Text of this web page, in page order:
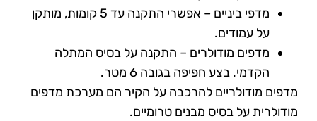
מדפי ביניים – אפשרי התקנה עד 5 קומות, מותקן
על עמודים.
מדפים מודולרים – התקנה על בסיס המתלה
הקדמי. בצע חפיפה בגובה 6 מטר.
מדפים מודולריים להרכבה על הקיר הם מערכת מדפים
מודולרית על בסיס מבנים טרומיים.